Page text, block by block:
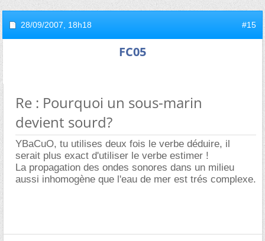
28/09/2007, 18h18 #15
FC05
Re : Pourquoi un sous-marin
devient sourd?
YBaCuO, tu utilises deux fois le verbe déduire, il
serait plus exact d'utiliser le verbe estimer !
La propagation des ondes sonores dans un milieu
aussi inhomogène que l'eau de mer est trés complexe.